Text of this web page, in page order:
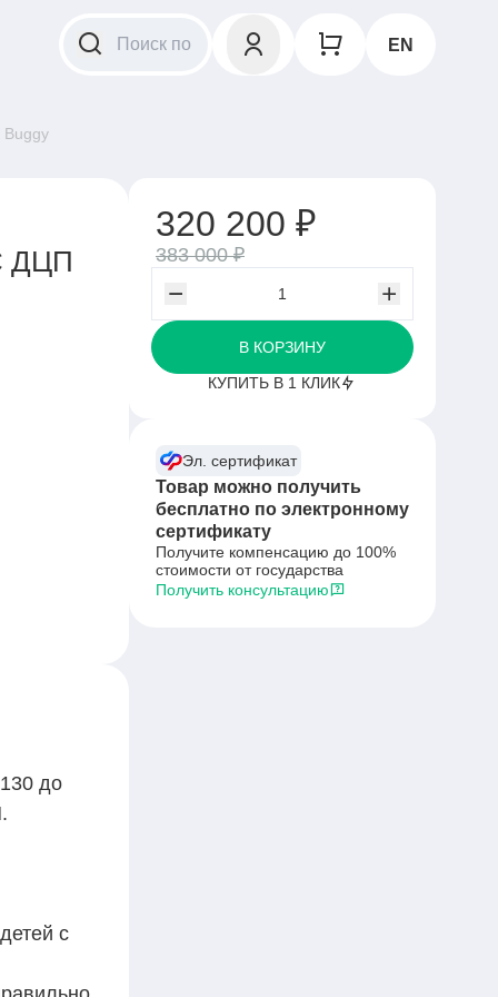
EN
Buggy
ДЦП
до
с
320 200 ₽
383 000 ₽
В КОРЗИНУ
КУПИТЬ В 1 КЛИК
Эл. сертификат
Товар можно получить
бесплатно по электронному
сертификату
Получите компенсацию до 100%
стоимости от государства
Получить консультацию